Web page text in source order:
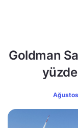
Goldman
yüzde